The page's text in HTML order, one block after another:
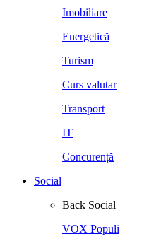
Imobiliare
Energetică
Turism
Curs valutar
Transport
IT
Concurență
Social
Back Social
VOX Populi